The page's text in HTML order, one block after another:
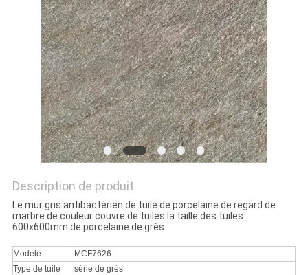
POLITIQUE
CONFIDENTIALITÉ
Description de produit
Le mur gris antibactérien de tuile de porcelaine de regard de
marbre de couleur couvre de tuiles la taille des tuiles
600x600mm de porcelaine de grès
Modèle
MCF7626
Type de tuile
série de grès